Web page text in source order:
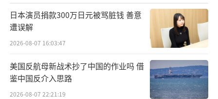
日本演员捐款300万日元被骂脏钱 善意
遭误解
2026-08-07 16:03:47
美国反航母新战术抄了中国的作业吗 借
鉴中国反介入思路
2026-08-07 22:21:19